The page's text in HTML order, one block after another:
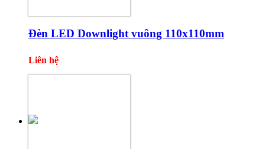
Đèn LED Downlight vuông 110x110mm
Liên hệ